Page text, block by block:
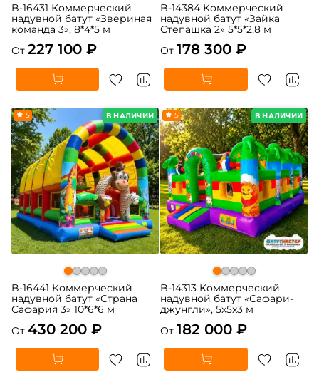
B-16431 Коммерческий
надувной батут «Звериная
команда 3», 8*4*5 м
От 227 100 ₽
B-14384 Коммерческий
надувной батут «Зайка
Степашка 2» 5*5*2,8 м
От 178 300 ₽
В НАЛИЧИИ
5
B-16441 Коммерческий
надувной батут «Страна
Сафария 3» 10*6*6 м
От 430 200 ₽
В НАЛИЧИИ
5
B-14313 Коммерческий
надувной батут «Сафари-
джунгли», 5x5x3 м
От 182 000 ₽